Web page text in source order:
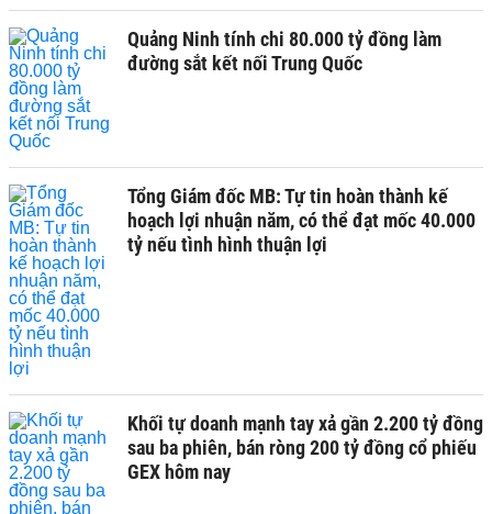
Quảng Ninh tính chi 80.000 tỷ đồng làm
đường sắt kết nối Trung Quốc
Tổng Giám đốc MB: Tự tin hoàn thành kế
hoạch lợi nhuận năm, có thể đạt mốc 40.000
tỷ nếu tình hình thuận lợi
Khối tự doanh mạnh tay xả gần 2.200 tỷ đồng
sau ba phiên, bán ròng 200 tỷ đồng cổ phiếu
GEX hôm nay